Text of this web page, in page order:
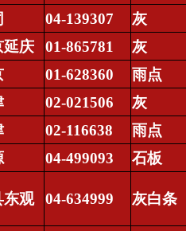
04-139307
灰
延庆 01-865781
灰
01-628360
雨点
02-021506
灰
02-116638
雨点
04-499093
石板
东观 04-634999 灰白条